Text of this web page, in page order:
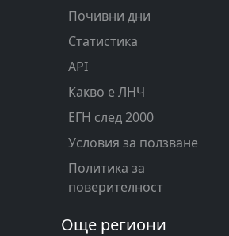
Почивни дни
Статистика
API
Какво е ЛНЧ
ЕГН след 2000
Условия за ползване
Политика за
поверителност
Още региони